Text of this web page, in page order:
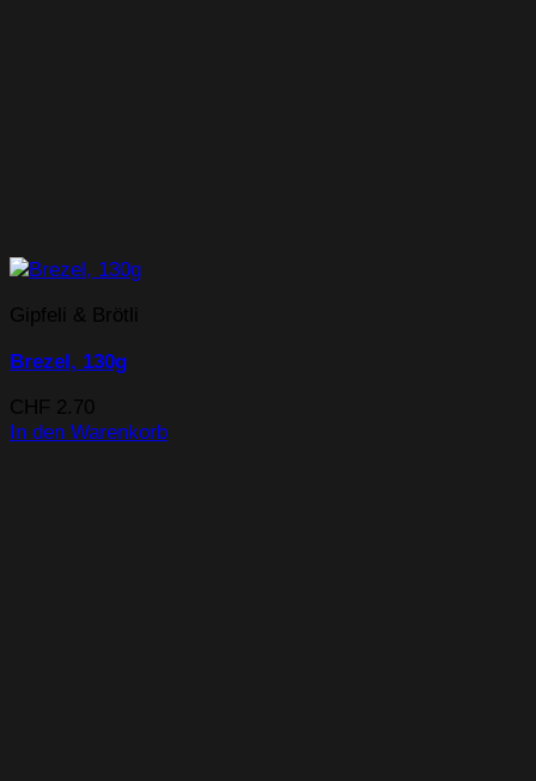
Gipfeli & Brötli
Brezel, 130g
CHF 2.70
In den Warenkorb